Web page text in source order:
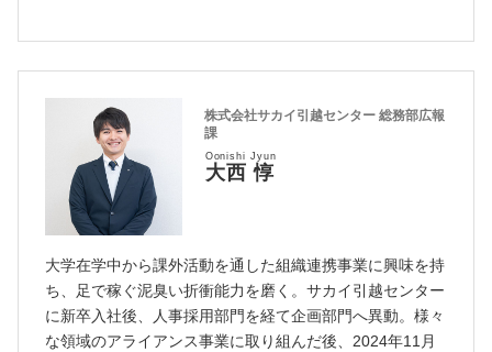
株式会社サカイ引越センター 総務部広報
課
大西 惇
Oonishi Jyun
大学在学中から課外活動を通した組織連携事業に興味を持
ち、足で稼ぐ泥臭い折衝能力を磨く。サカイ引越センター
に新卒入社後、人事採用部門を経て企画部門へ異動。様々
な領域のアライアンス事業に取り組んだ後、2024年11月